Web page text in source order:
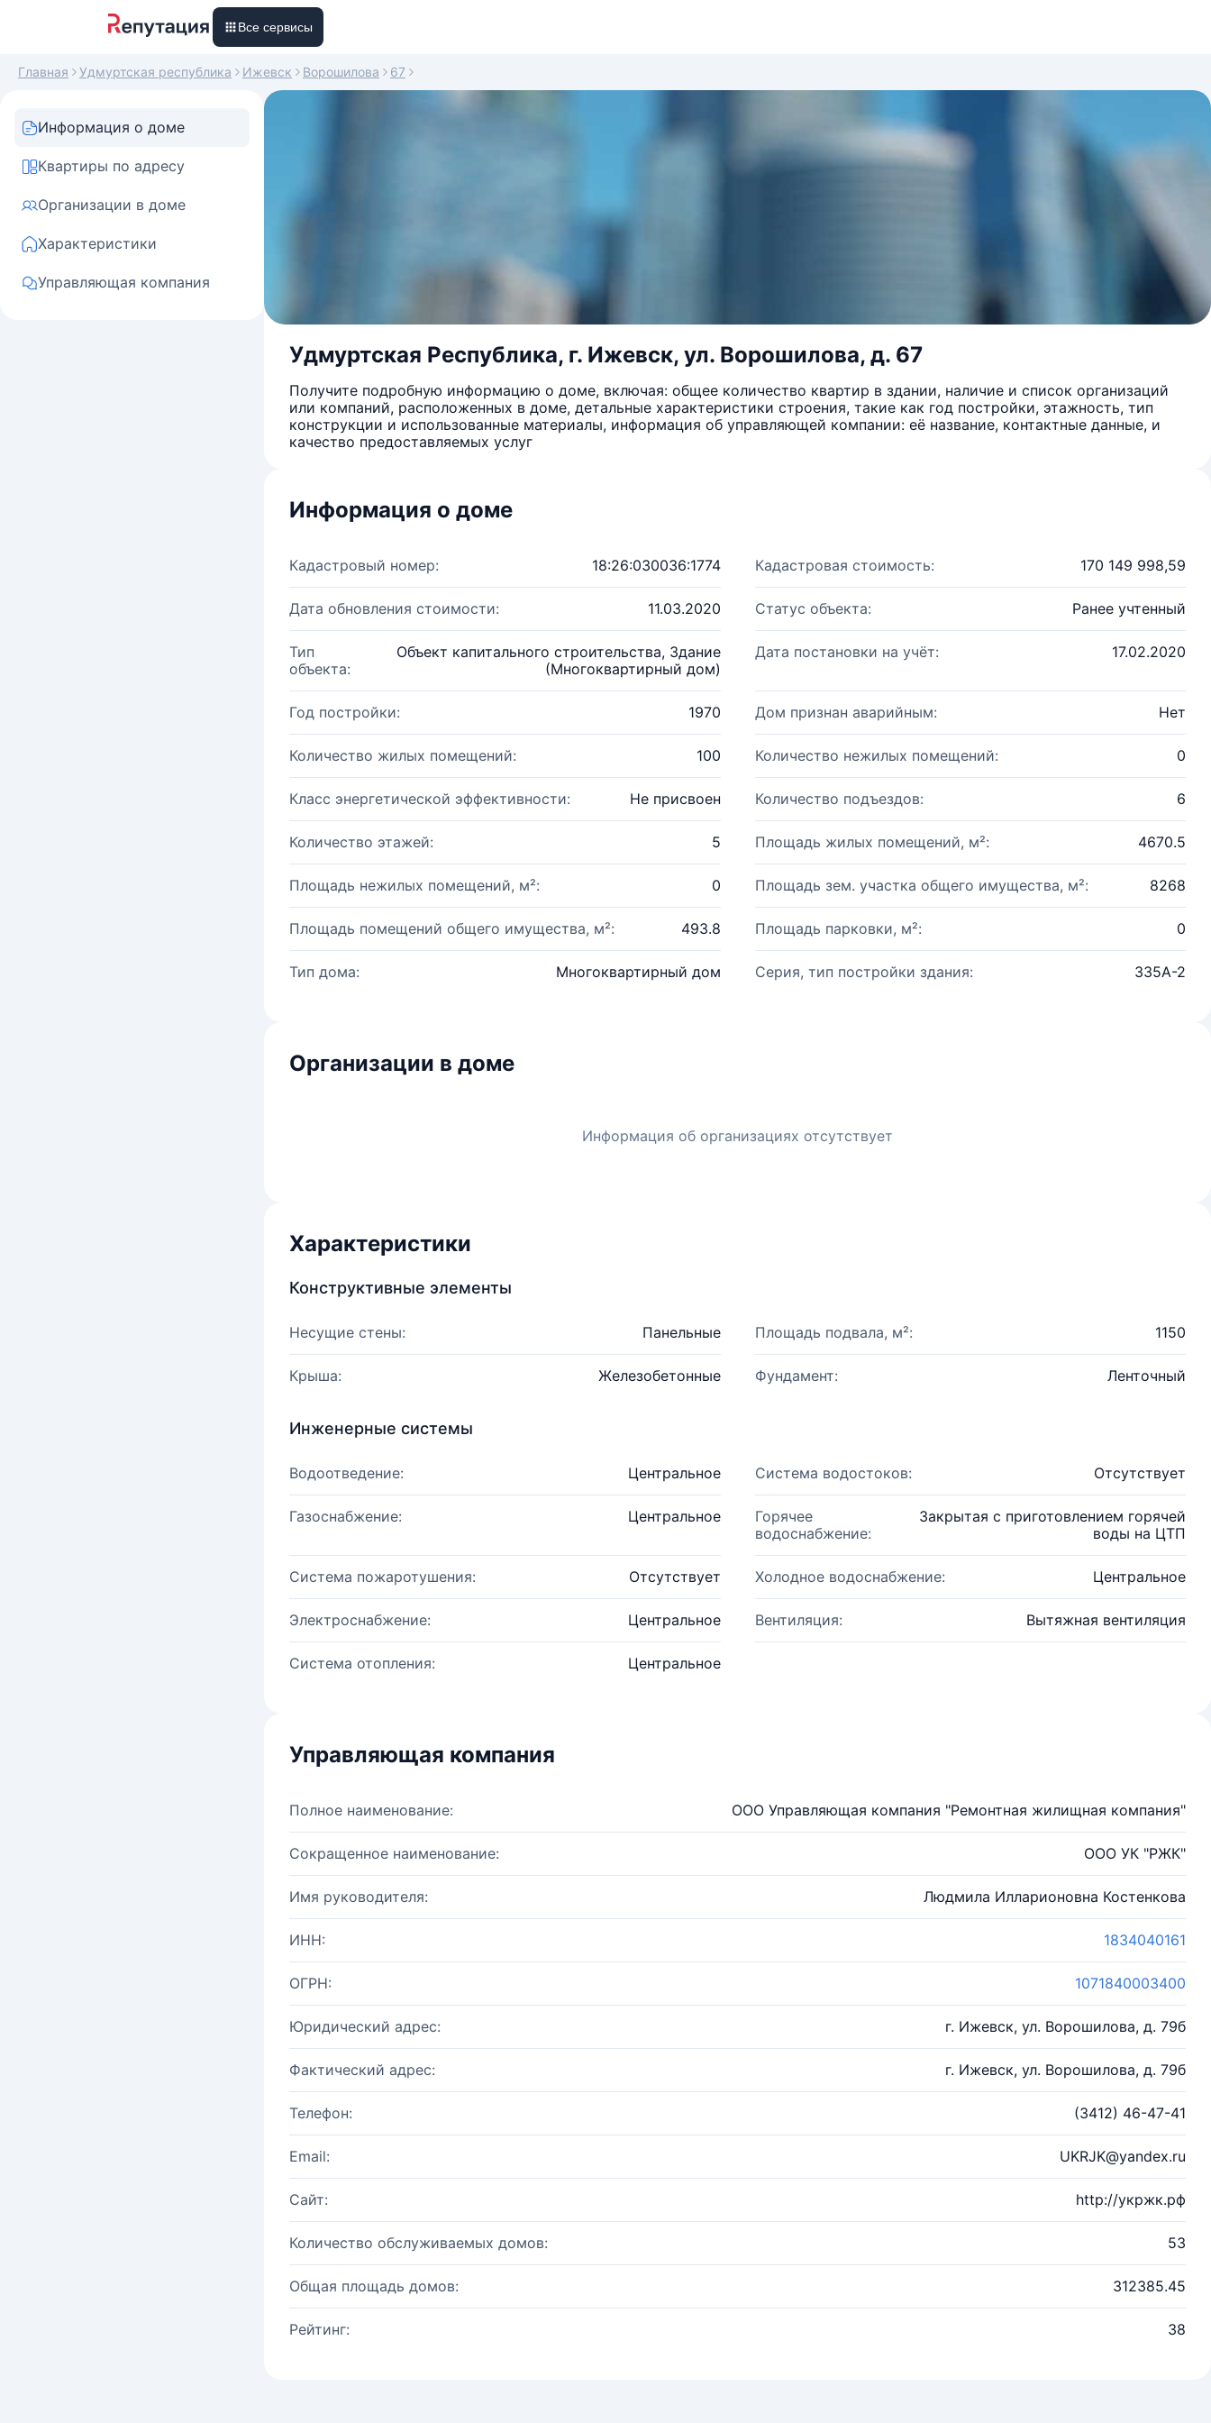
Все сервисы
Главная Удмуртская республика Ижевск Ворошилова 67
Информация о доме
Квартиры по адресу
Организации в доме
Характеристики
Управляющая компания
Удмуртская Республика, г. Ижевск, ул. Ворошилова, д. 67
Получите подробную информацию о доме, включая: общее количество квартир в здании, наличие и список организаций
или компаний, расположенных в доме, детальные характеристики строения, такие как год постройки, этажность, тип
конструкции и использованные материалы, информация об управляющей компании: её название, контактные данные, и
качество предоставляемых услуг
Информация о доме
Кадастровый номер: 18:26:030036:1774 Кадастровая стоимость: 170 149 998,59
Дата обновления стоимости: 11.03.2020 Статус объекта: Ранее учтенный
Тип
объекта:
Объект капитального строительства, Здание
(Многоквартирный дом)
Дата постановки на учёт: 17.02.2020
Год постройки: 1970 Дом признан аварийным: Нет
Количество жилых помещений: 100 Количество нежилых помещений: 0
Класс энергетической эффективности: Не присвоен Количество подъездов: 6
Количество этажей: 5 Площадь жилых помещений, м²: 4670.5
Площадь нежилых помещений, м²: 0 Площадь зем. участка общего имущества, м²: 8268
Площадь помещений общего имущества, м²: 493.8 Площадь парковки, м²: 0
Тип дома: Многоквартирный дом Серия, тип постройки здания: 335А-2
Организации в доме
Информация об организациях отсутствует
Характеристики
Конструктивные элементы
Несущие стены: Панельные Площадь подвала, м²: 1150
Крыша: Железобетонные Фундамент: Ленточный
Инженерные системы
Водоотведение: Центральное Система водостоков: Отсутствует
Газоснабжение: Центральное
Горячее
водоснабжение:
Закрытая с приготовлением горячей
воды на ЦТП
Система пожаротушения: Отсутствует Холодное водоснабжение: Центральное
Электроснабжение: Центральное Вентиляция: Вытяжная вентиляция
Система отопления: Центральное
Управляющая компания
Полное наименование: ООО Управляющая компания "Ремонтная жилищная компания"
Сокращенное наименование: ООО УК "РЖК"
Имя руководителя: Людмила Илларионовна Костенкова
ИНН: 1834040161
ОГРН: 1071840003400
Юридический адрес: г. Ижевск, ул. Ворошилова, д. 79б
Фактический адрес: г. Ижевск, ул. Ворошилова, д. 79б
Телефон: (3412) 46-47-41
Email: UKRJK@yandex.ru
Сайт: http://укржк.рф
Количество обслуживаемых домов: 53
Общая площадь домов: 312385.45
Рейтинг: 38